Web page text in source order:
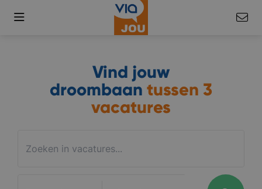
Vind jouw
droombaan tussen 3
vacatures